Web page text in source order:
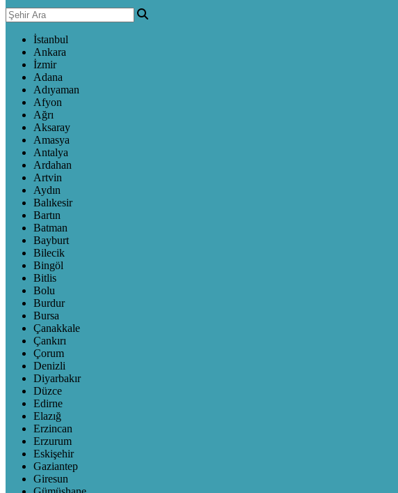
İstanbul
Ankara
İzmir
Adana
Adıyaman
Afyon
Ağrı
Aksaray
Amasya
Antalya
Ardahan
Artvin
Aydın
Balıkesir
Bartın
Batman
Bayburt
Bilecik
Bingöl
Bitlis
Bolu
Burdur
Bursa
Çanakkale
Çankırı
Çorum
Denizli
Diyarbakır
Düzce
Edirne
Elazığ
Erzincan
Erzurum
Eskişehir
Gaziantep
Giresun